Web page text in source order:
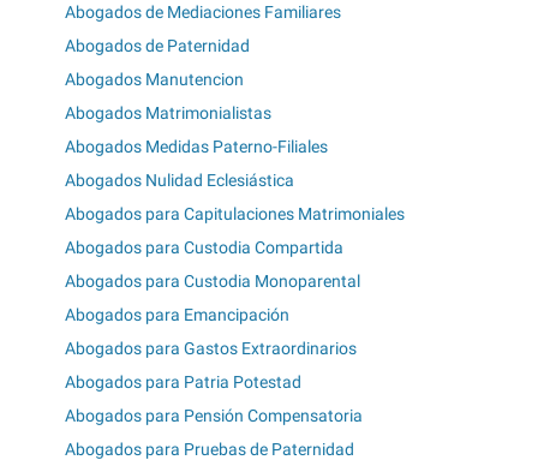
Abogados de Mediaciones Familiares
Abogados de Paternidad
Abogados Manutencion
Abogados Matrimonialistas
Abogados Medidas Paterno-Filiales
Abogados Nulidad Eclesiástica
Abogados para Capitulaciones Matrimoniales
Abogados para Custodia Compartida
Abogados para Custodia Monoparental
Abogados para Emancipación
Abogados para Gastos Extraordinarios
Abogados para Patria Potestad
Abogados para Pensión Compensatoria
Abogados para Pruebas de Paternidad